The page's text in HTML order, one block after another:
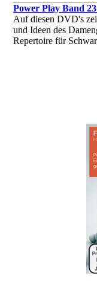
Power Play Band
Auf diesen DVD's
und Ideen des
Repertoire für